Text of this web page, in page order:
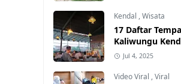
Kendal ,Wisata
17 Daftar
Kaliwungu
Populer
Jul 4, 2025
Video Viral ,Viral